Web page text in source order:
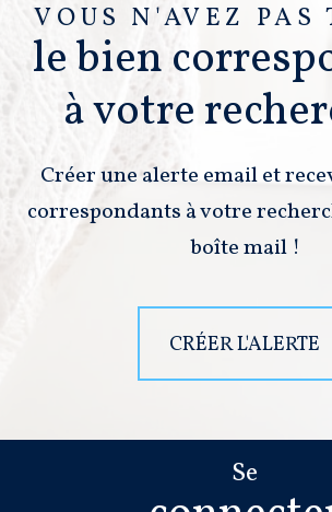
VOUS N'AVEZ PAS
le bien
à votre
Créer une alerte email et
correspondants à votre
boîte mail !
CRÉER L'ALERTE
Se